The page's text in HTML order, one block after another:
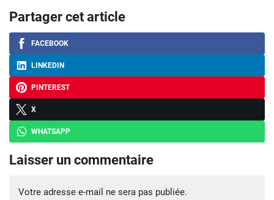
Partager cet article
FACEBOOK
LINKEDIN
PINTEREST
X
WHATSAPP
Laisser un commentaire
Votre adresse e-mail ne sera pas publiée.